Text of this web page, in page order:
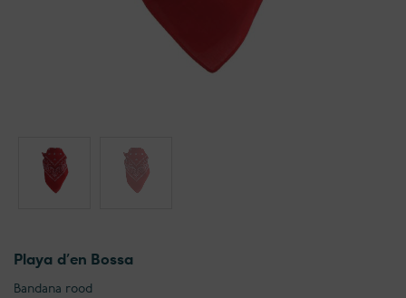
Playa d’en Bossa
Bandana rood